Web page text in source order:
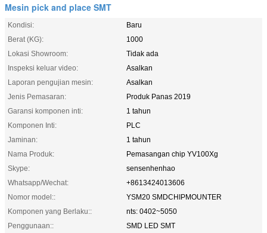
Mesin pick and place SMT
Kondisi:
Baru
Berat (KG):
1000
Lokasi Showroom:
Tidak ada
Inspeksi keluar video:
Asalkan
Laporan pengujian mesin:
Asalkan
Jenis Pemasaran:
Produk Panas 2019
Garansi komponen inti:
1 tahun
Komponen Inti:
PLC
Jaminan:
1 tahun
Nama Produk:
Pemasangan chip YV100Xg
Skype:
sensenhenhao
Whatsapp/Wechat:
+8613424013606
Nomor model::
YSM20 SMDCHIPMOUNTER
Komponen yang Berlaku::
nts: 0402~5050
Penggunaan::
SMD LED SMT